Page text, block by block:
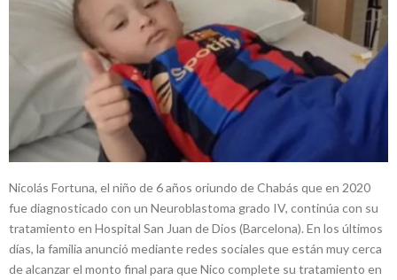
Nicolás Fortuna, el niño de 6 años oriundo de Chabás que en 2020
fue diagnosticado con un Neuroblastoma grado IV, continúa con su
tratamiento en Hospital San Juan de Dios (Barcelona). En los últimos
días, la familia anunció mediante redes sociales que están muy cerca
de alcanzar el monto final para que Nico complete su tratamiento en